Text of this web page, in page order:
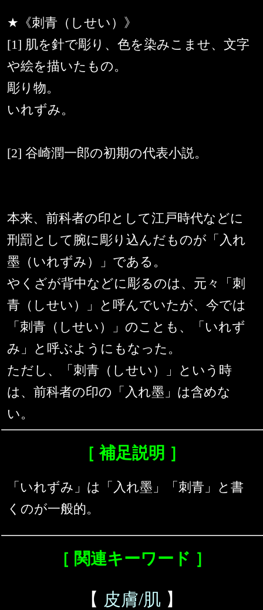
★《刺青（しせい）》
[1] 肌を針で彫り、色を染みこませ、文字
や絵を描いたもの。
彫り物。
いれずみ。
[2] 谷崎潤一郎の初期の代表小説。
本来、前科者の印として江戸時代などに
刑罰として腕に彫り込んだものが「入れ
墨（いれずみ）」である。
やくざが背中などに彫るのは、元々「刺
青（しせい）」と呼んでいたが、今では
「刺青（しせい）」のことも、「いれず
み」と呼ぶようにもなった。
ただし、「刺青（しせい）」という時
は、前科者の印の「入れ墨」は含めな
い。
［ 補足説明 ］
「いれずみ」は「入れ墨」「刺青」と書
くのが一般的。
［ 関連キーワード ］
【 皮膚/肌 】